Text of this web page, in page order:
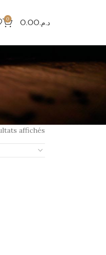
0 د.م.0.00
affichés